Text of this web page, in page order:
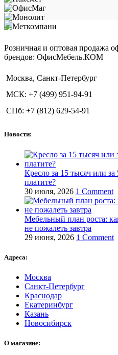
Розничная и оптовая продажа
брендов: ОфисМебель.КОМ
Москва, Санкт-Петербург
МСК: +7 (499) 951-94-91
СПб: +7 (812) 629-54-91
Новости:
Кресло за 15 тысяч или
платите?
30 июля, 2026 1 Comment
Мебельный план роста:
не пожалеть завтра
29 июня, 2026 1 Comment
Адреса:
Москва
Санкт-Петербург
Краснодар
Екатеринбург
Казань
Новосибирск
О магазине: